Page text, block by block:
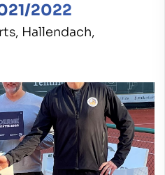
2022
Hallendach,